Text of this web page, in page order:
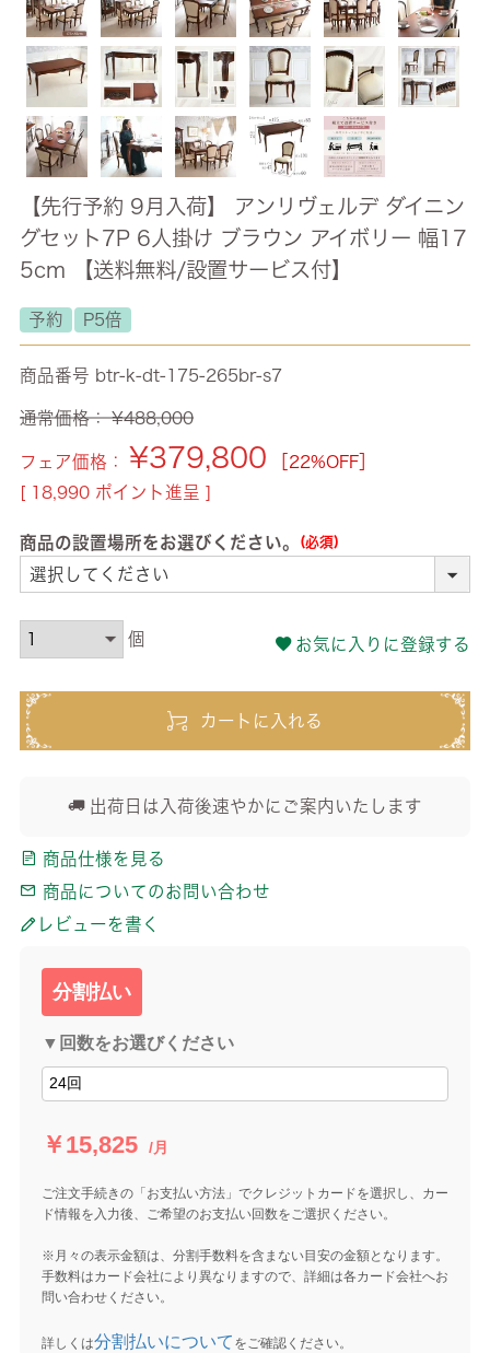
【先行予約 9月入荷】 アンリヴェルデ ダイニン
グセット7P 6人掛け ブラウン アイボリー 幅17
5cm 【送料無料/設置サービス付】
予約 P5倍
商品番号 btr-k-dt-175-265br-s7
通常価格： ¥488,000
フェア価格： ¥379,800
［22%OFF］
[ 18,990 ポイント進呈 ]
商品の設置場所をお選びください。
お気に入りに登録する
カートに入れる
出荷日は入荷後速やかにご案内いたします
商品仕様を見る
商品についてのお問い合わせ
レビューを書く
分割払い
▼回数をお選びください
￥15,825 /月
ご注文手続きの「お支払い方法」でクレジットカードを選択し、カー
ド情報を入力後、ご希望のお支払い回数をご選択ください。
※月々の表示金額は、分割手数料を含まない目安の金額となります。
手数料はカード会社により異なりますので、詳細は各カード会社へお
問い合わせください。
詳しくは分割払いについて をご確認ください。